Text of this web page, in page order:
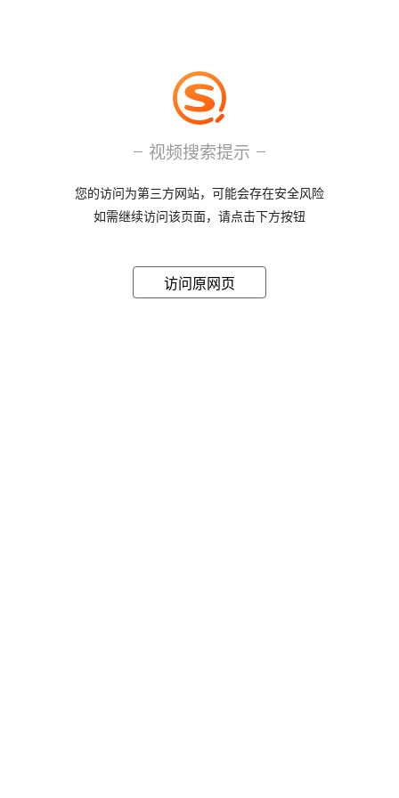
视频搜索提示
您的访问为第三方网站，可能会存在安全风险
如需继续访问该页面，请点击下方按钮
访问原网页